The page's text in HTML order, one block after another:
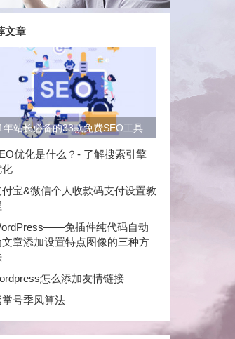
文章
年站长必备的33款免费SEO工具
优化是什么？- 了解搜索引擎
化
付宝&微信个人收款码支付设置教
免插件纯代码自动
文章添加设置特点图像的三种方
怎么添加友情链接
掌号季风算法